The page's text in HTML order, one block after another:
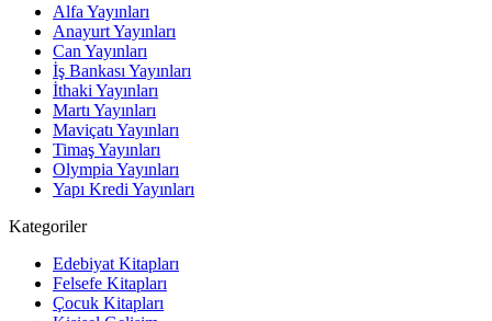
Alfa Yayınları
Anayurt Yayınları
Can Yayınları
İş Bankası Yayınları
İthaki Yayınları
Martı Yayınları
Maviçatı Yayınları
Timaş Yayınları
Olympia Yayınları
Yapı Kredi Yayınları
Kategoriler
Edebiyat Kitapları
Felsefe Kitapları
Çocuk Kitapları